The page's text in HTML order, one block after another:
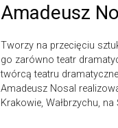
Amadeusz
Tworzy na przecięciu
go zarówno teatr
twórcą teatru
Amadeusz Nosal
Krakowie, Wałbrzychu, na